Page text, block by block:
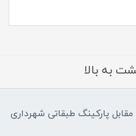
به بالا
پارکینگ طبقاتی شهرداری